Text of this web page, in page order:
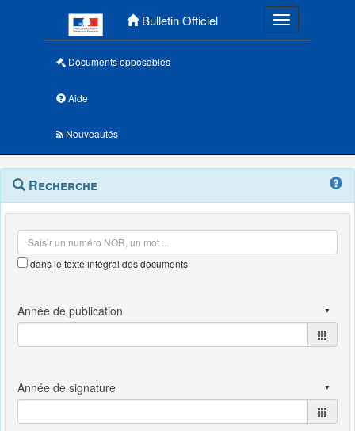
Bulletin Officiel Toggle
Documents opposables
Aide
Nouveautés
Navigation
outils
Menu
contextuel
Recherche
dans le texte intégral des documents